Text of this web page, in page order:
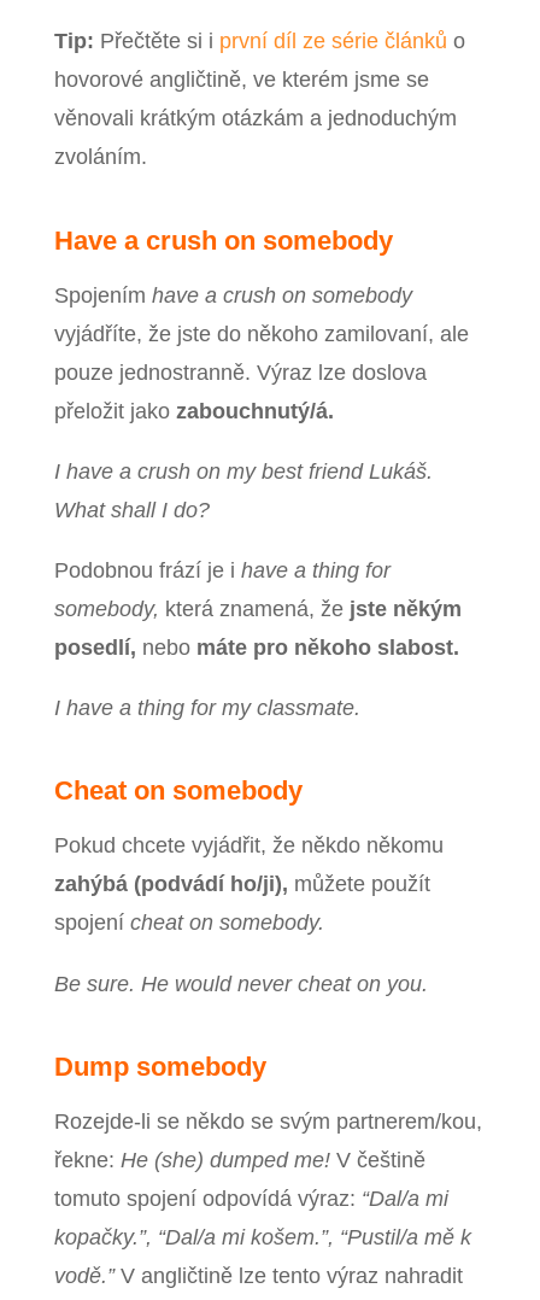
Tip: Přečtěte si i první díl ze série článků o
hovorové angličtině, ve kterém jsme se
věnovali krátkým otázkám a jednoduchým
zvoláním.
Have a crush on somebody
Spojením have a crush on somebody
vyjádříte, že jste do někoho zamilovaní, ale
pouze jednostranně. Výraz lze doslova
přeložit jako zabouchnutý/á.
I have a crush on my best friend Lukáš.
What shall I do?
Podobnou frází je i have a thing for
somebody, která znamená, že jste někým
posedlí, nebo máte pro někoho slabost.
I have a thing for my classmate.
Cheat on somebody
Pokud chcete vyjádřit, že někdo někomu
zahýbá (podvádí ho/ji), můžete použít
spojení cheat on somebody.
Be sure. He would never cheat on you.
Dump somebody
Rozejde-li se někdo se svým partnerem/kou,
řekne: He (she) dumped me!V češtině
tomuto spojení odpovídá výraz: “Dal/a mi
kopačky.”, “Dal/a mi košem.”, “Pustil/a mě k
vodě.”V angličtině lze tento výraz nahradit